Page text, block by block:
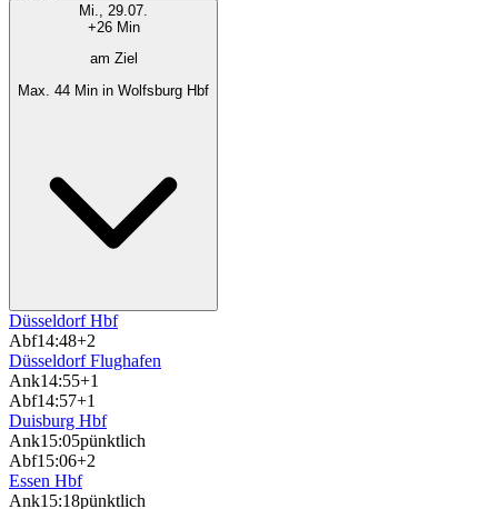
Mi., 29.07.
+26 Min
am Ziel
Max. 44 Min in Wolfsburg Hbf
Düsseldorf Hbf
Abf14:48+2
Düsseldorf Flughafen
Ank14:55+1
Abf14:57+1
Duisburg Hbf
Ank15:05pünktlich
Abf15:06+2
Essen Hbf
Ank15:18pünktlich